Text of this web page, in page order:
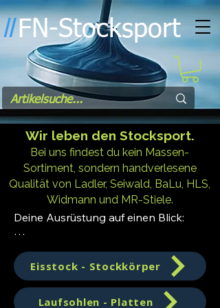
ll FN-Stocksport
Wir leben den Stocksport.
Bei uns findest du kein Massen-
Sortiment, sondern handverlesene
Qualität von Ladler, Seiwald, BaLu, HLS,
Widmann und MR-Stiele.
Deine Ausrüstung auf einen Blick:
Einsteiger bis zum Turnierprofi.
Laufsohlen: IFI-gerecht, von extrem
schnell bis streng gedämpft.
Eisstock - Stockkörper
Laufsohlen - Platten